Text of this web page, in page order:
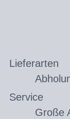
Lieferarten
Service
Große